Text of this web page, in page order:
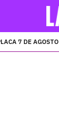
7 DE AGOSTO